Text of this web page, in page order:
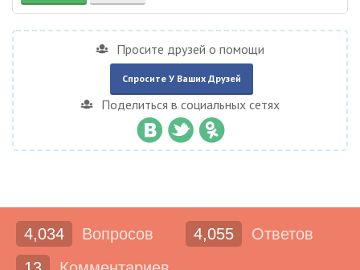
Просите друзей о помощи
Спросите У Ваших Друзей
Поделиться в социальных сетях
4,034 Вопросов 4,055
Ответов